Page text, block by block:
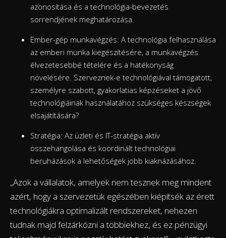
azonosítása és a technológia-bevezetés
sorrendjének meghatározása.
Ember-gép munkavégzés: A technológia felhasználása
az emberi munka kiegészítésére, a munkavégzés
élvezetesebbé tételére és a hatékonyság
növelésére. Szerveznek-e technológiával támogatott,
személyre szabott, gyakorlatias képzéseket a jövő
technológiáinak használatához szükséges készségek
elsajátítására?
Stratégia: Az üzleti és IT-stratégia aktív
összehangolása és koordinált technológiai
beruházások a lehetőségek jobb kiaknázásához.
„Azok a vállalatok, amelyek nem tesznek meg mindent
azért, hogy a szervezetük egészében kiépítsék az érett
technológiákra optimalizált rendszereket, nehezen
tudnak majd felzárkózni a többiekhez, és ez pénzügyi